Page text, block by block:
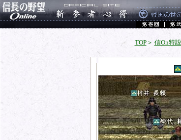
TOP＞ 信On特